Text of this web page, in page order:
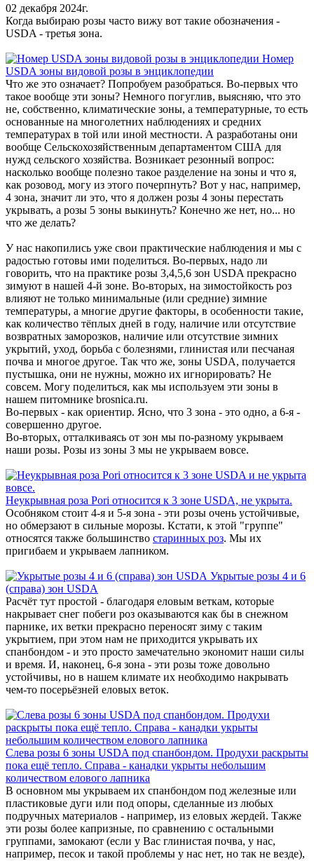
02 декабря 2024г.
Когда выбираю розы часто вижу вот такие обозначения -
USDA - третья зона.
Номер
USDA зоны видовой розы в энциклопедии
Что же это означает? Попробуем разобраться. Во-первых что
такое вообще эти зоны? Немного погуглив, выясняю, что это
не, собственно, климатические зоны, а температурные, то есть
основанные на многолетних наблюдениях и средних
температурах в той или иной местности. А разработаны они
вообще Сельскохозяйственным департаментом США для
нужд сельского хозяйства. Возникает резонный вопрос:
насколько вообще полезно такое разделение на зоны и что я,
как розовод, могу из этого почерпнуть? Вот у нас, например,
4 зона, значит ли это, что я должен розы 4 зоны перестать
укрывать, а розы 5 зоны выкинуть? Конечно же нет, но... но
что же делать?
У нас накопились уже свои практические наблюдения и мы с
радостью готовы ими поделиться. Во-первых, надо ли
говорить, что на практике розы 3,4,5,6 зон USDA прекрасно
зимуют в нашей 4-й зоне. Во-вторых, на зимостойкость роз
влияют не только минимальные (или средние) зимние
температуры, а многие другие факторы, в особенности такие,
как количество тёплых дней в году, наличие или отсутствие
возвратных заморозков, наличие или отсутствие зимних
укрытий, уход, борьба с болезнями, глинистая или песчаная
почва и многое другое. Так что же, зоны USDA, получается
пустышка, они не нужны, можно их игнорировать? Не
совсем. Могу поделиться, как мы используем эти зоны в
нашем питомнике brosnica.ru.
Во-первых - как ориентир. Ясно, что 3 зона - это одно, а 6-я -
совершенно другое.
Во-вторых, отталкиваясь от зон мы по-разному укрываем
наши розы. Розы из зоны 3 мы не укрываем вовсе.
Неукрывная роза Pori относится к 3 зоне USDA, не укрыта.
Особняком стоит 4-я и 5-я зона - эти розы очень устойчивые,
но обмерзают в сильные морозы. Кстати, к этой "группе"
относятся также большинство старинных роз. Мы их
пригибаем и укрываем лапником.
Укрытые розы 4 и 6
(справа) зон USDA
Расчёт тут простой - благодаря еловым веткам, которые
накрывает снег побеги роз оказываются как бы в снежном
парнике, их ветки прекрасно переносят зиму с таким
укрытием, при этом нам не приходится укрывать их
спанбондом - и это просто замечательно экономит наши силы
и время. И, наконец, 6-я зона - эти розы тоже довольно
устойчивы, но в нашем климате их необходимо накрывать
чем-то посерьёзней еловых веток.
Слева розы 6 зоны USDA под спанбондом. Продухи раскрыты
пока ещё тепло. Справа - канадки укрыты небольшим
количеством елового лапника
В основном мы укрываем их спанбондом под железные или
пластиковые дуги или под опоры, сделанные из любых
подручных материалов - например, из еловых жердей. Также
эти розы более капризные, по сравнению с остальными
группами, замокают (если у Вас глинистая почва, у нас,
например, песок и такой проблемы у нас нет, но так не везде),